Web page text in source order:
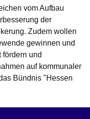
vom Aufbau
der
Zudem wollen
gewinnen und
und
auf kommunaler
Bündnis "Hessen
Fenster